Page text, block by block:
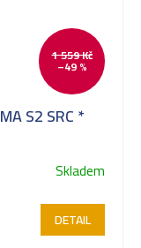
1 559 Kč
–49 %
S2 SRC *
Skladem
DETAIL